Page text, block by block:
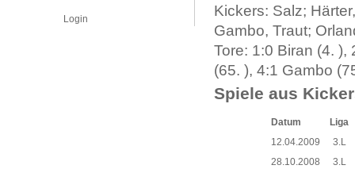
Login
Kickers: Salz;
Gambo, Traut;
Tore: 1:0 Biran (4. ),
(65. ), 4:1 Gambo
Spiele aus
Datum
Liga
12.04.2009
3.L
28.10.2008
3.L